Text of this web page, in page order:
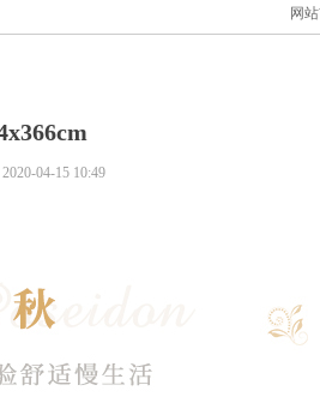
网
2020-04-15 10:49